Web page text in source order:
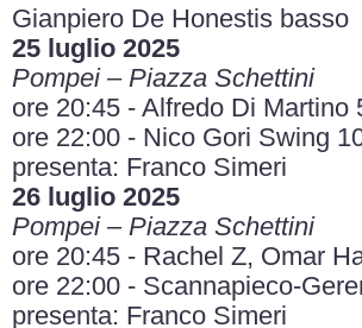
Gianpiero De Honestis basso
25 luglio 2025
Pompei – Piazza Schettini
ore 20:45 - Alfredo Di Martino
ore 22:00 - Nico Gori Swing
presenta: Franco Simeri
26 luglio 2025
Pompei – Piazza Schettini
ore 20:45 - Rachel Z, Omar
ore 22:00 - Scannapieco-
presenta: Franco Simeri